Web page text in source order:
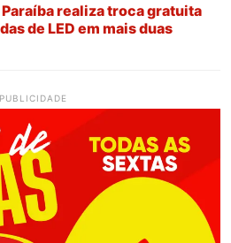
realiza troca gratuita
de LED em mais duas
PUBLICIDADE